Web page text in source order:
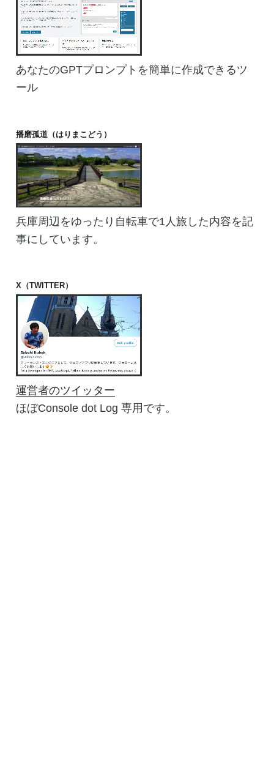
あなたのGPTプロンプトを簡単に作成できるツ
ール
播磨孤道（はりまこどう）
兵庫周辺をゆったり自転車で1人旅した内容を記
事にしています。
X（TWITTER）
運営者のツイッター
ほぼConsole dot Log 専用です。